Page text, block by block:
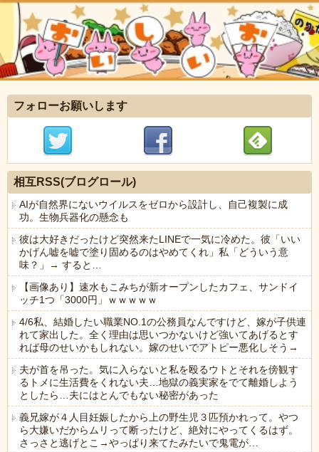
フォローお願いします
相互RSS(ブログロール)
AIが自然界にないウイルスをゼロから設計し、自己複製に成
功。生物兵器化の懸念も
彼は大好きだったけど突然来たLINEで一気に冷めた。彼「いい
かげん嘘を嘘で塗り固めるのはやめてくれ」私「どういう意
味？」→ すると…
【画像あり】速水もこみちが新オープンしたカフェ、サンドイ
ッチ1つ「3000円」ｗｗｗｗｗ
4/6私、結婚したい職業NO.1の公務員なんですけど、嫁が子供連
れて家出した。全く理由は思いつかないけど強いてあげるとす
れば母のせいかもしれない。嫁のせいでアトピー悪化しそう→
夫が首を吊った。気に入らないと私を殴るウトとそれを傍観す
るトメに生活費をくれない夫…地獄の義実家をでて離婚しよう
としたら…夫にはとんでもない秘密があった
義兄嫁が４人目妊娠したから上の野生児３匹預かれって。やつ
ら大嫌いだからムリって断ったけど、絶対にやってくるはず。
さっさと逃げとこ→やっぱり来てたみたいで鬼電が…